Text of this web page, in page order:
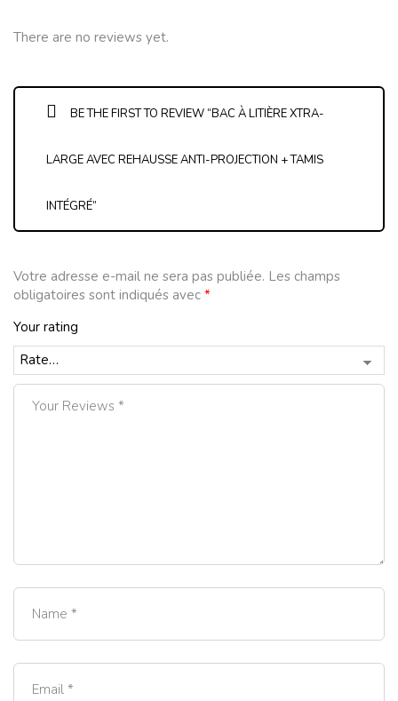
There are no reviews yet.
BE THE FIRST TO REVIEW “BAC À LITIÈRE XTRA-
LARGE AVEC REHAUSSE ANTI-PROJECTION + TAMIS
INTÉGRÉ”
Votre adresse e-mail ne sera pas publiée. Les champs
obligatoires sont indiqués avec *
Your rating